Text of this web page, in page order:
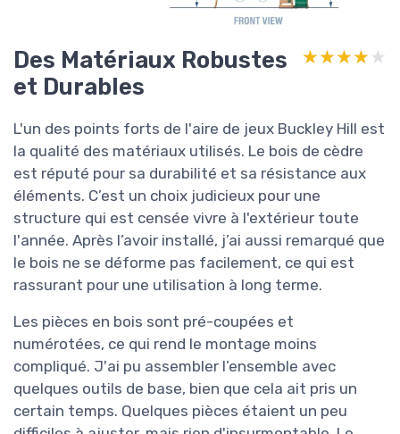
Des Matériaux Robustes
et Durables
★★★★★
★★★★★
L'un des points forts de l'aire de jeux Buckley Hill est
la qualité des matériaux utilisés. Le bois de cèdre
est réputé pour sa durabilité et sa résistance aux
éléments. C’est un choix judicieux pour une
structure qui est censée vivre à l'extérieur toute
l'année. Après l’avoir installé, j’ai aussi remarqué que
le bois ne se déforme pas facilement, ce qui est
rassurant pour une utilisation à long terme.
Les pièces en bois sont pré-coupées et
numérotées, ce qui rend le montage moins
compliqué. J'ai pu assembler l’ensemble avec
quelques outils de base, bien que cela ait pris un
certain temps. Quelques pièces étaient un peu